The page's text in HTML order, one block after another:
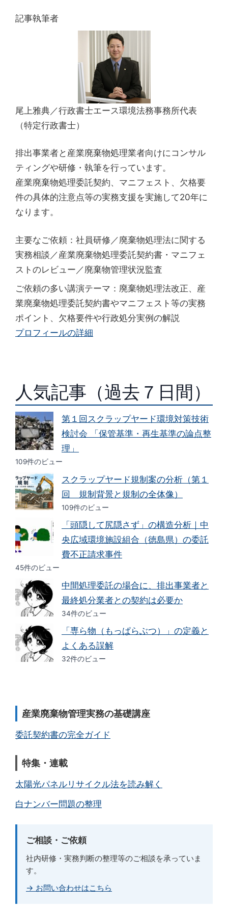
記事執筆者
尾上雅典／行政書士エース環境法務事務所代表
（特定行政書士）
排出事業者と産業廃棄物処理業者向けにコンサル
ティングや研修・執筆を行っています。
産業廃棄物処理委託契約、マニフェスト、欠格要
件の具体的注意点等の実務支援を実施して20年に
なります。
主要なご依頼：社員研修／廃棄物処理法に関する
実務相談／産業廃棄物処理委託契約書・マニフェ
ストのレビュー／廃棄物管理状況監査
ご依頼の多い講演テーマ：廃棄物処理法改正、産
業廃棄物処理委託契約書やマニフェスト等の実務
ポイント、欠格要件や行政処分実例の解説
プロフィールの詳細
人気記事（過去７日間）
第１回スクラップヤード環境対策技術
検討会 「保管基準・再生基準の論点整
理」
109件のビュー
スクラップヤード規制案の分析（第１
回 規制背景と規制の全体像）
109件のビュー
「頭隠して尻隠さず」の構造分析｜中
央広域環境施設組合（徳島県）の委託
費不正請求事件
45件のビュー
中間処理委託の場合に、排出事業者と
最終処分業者との契約は必要か
34件のビュー
「専ら物（もっぱらぶつ）」の定義と
よくある誤解
32件のビュー
産業廃棄物管理実務の基礎講座
委託契約書の完全ガイド
特集・連載
太陽光パネルリサイクル法を読み解く
白ナンバー問題の整理
ご相談・ご依頼
社内研修・実務判断の整理等のご相談を承っていま
す。
→ お問い合わせはこちら